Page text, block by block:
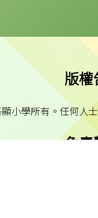
版權
小學所有。任何人
免責